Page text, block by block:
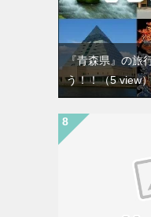
『青森県』の旅
う！！（5 view